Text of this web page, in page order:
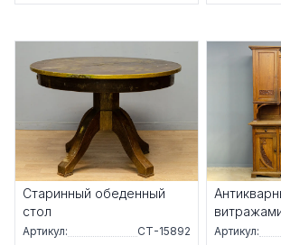
Старинный обеденный
стол
Артикул:
СТ-15892
Артикул: